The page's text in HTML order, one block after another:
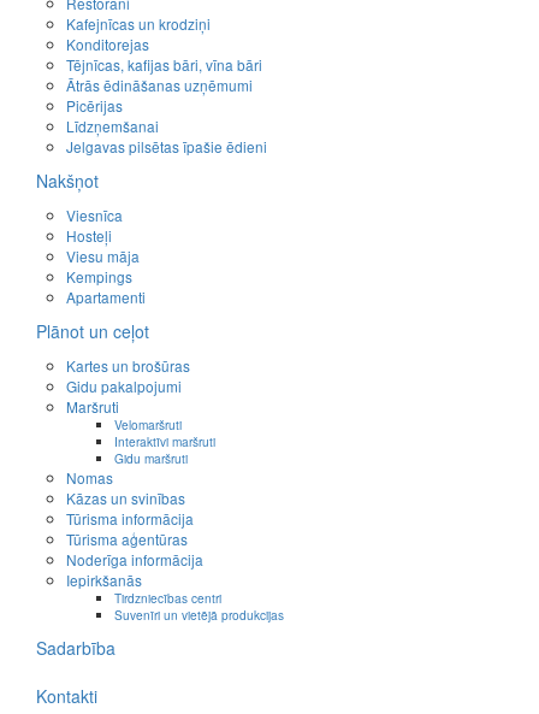
Kafejnīcas un krodziņi
Konditorejas
Tējnīcas, kafijas bāri, vīna bāri
Ātrās ēdināšanas uzņēmumi
Picērijas
Līdzņemšanai
Jelgavas pilsētas īpašie ēdieni
Nakšņot
Viesnīca
Hosteļi
Viesu māja
Kempings
Apartamenti
Plānot un ceļot
Kartes un brošūras
Gidu pakalpojumi
Maršruti
Velomaršruti
Interaktīvi maršruti
Gidu maršruti
Nomas
Kāzas un svinības
Tūrisma informācija
Tūrisma aģentūras
Noderīga informācija
Iepirkšanās
Tirdzniecības centri
Suvenīri un vietējā produkcijas
Sadarbība
Kontakti